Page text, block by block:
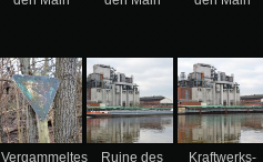
Vergammeltes
Ruine des
Kraftwerks-